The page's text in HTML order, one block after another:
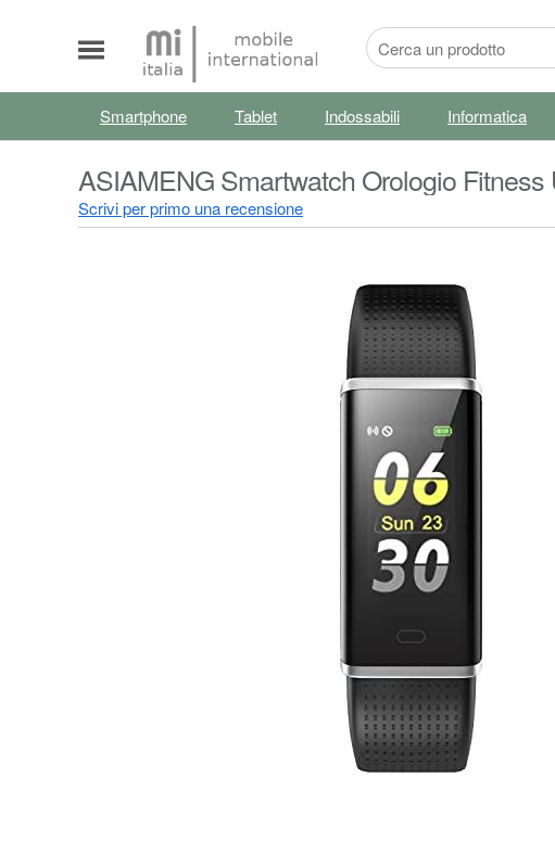
Smartphone Tablet Indossabili Informatica
ASIAMENG Smartwatch Orologio
polso Smartband IP68 Conta Calorie
Scrivi per primo una recensione